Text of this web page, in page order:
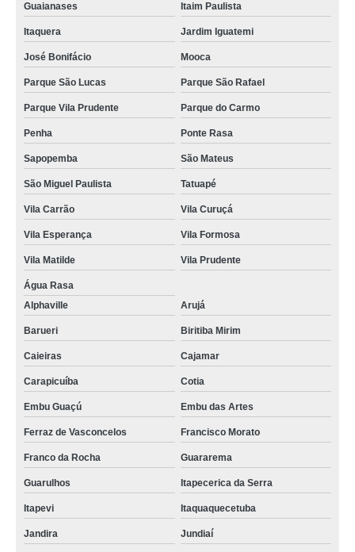
aluguel nobreak Jardim Bonfiglioli
qual o valor de aluguel ups Sacomã
cotação de nobreak locação M'Boi Mirim
locação de ups Bela Cintra
aluguel de nobreak hospitalar Brasilândia
qual o valor de aluguel de ups Vila Maria
qual o valor de aluguel de nobreak Carapicuíba
locação de nobreak preços Ilha Comprida
cotação de aluguel nobreak litoral paulista
aluguel ups preços Rio Grande da Serra
aluguel nobreak Luz
Guaianases Itaim Paulista
Itaquera Jardim Iguatemi
José Bonifácio Mooca
Parque São Lucas Parque São Rafael
Parque Vila Prudente Parque do Carmo
Penha Ponte Rasa
Sapopemba São Mateus
São Miguel Paulista Tatuapé
Vila Carrão Vila Curuçá
Vila Esperança Vila Formosa
Vila Matilde Vila Prudente
Água Rasa
Alphaville
Arujá
Barueri Biritiba Mirim
Caieiras Cajamar
Carapicuíba Cotia
Embu Guaçú Embu das Artes
Ferraz de Vasconcelos Francisco Morato
Franco da Rocha Guararema
Guarulhos Itapecerica da Serra
Itapevi Itaquaquecetuba
Jandira Jundiaí